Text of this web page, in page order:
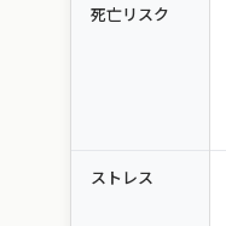
死亡リスク
ストレス